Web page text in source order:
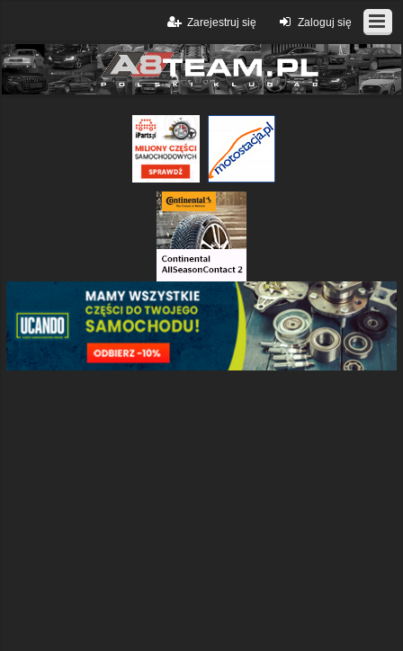
Zaloguj się
Zarejestruj się